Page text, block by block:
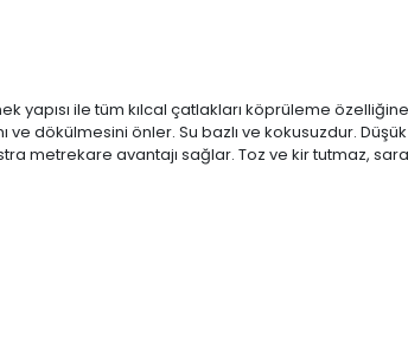
ile tüm kılcal çatlakları köprüleme
dökülmesini önler. Su bazlı ve kokusuzdur.
metrekare avantajı sağlar. Toz ve kir tutmaz,